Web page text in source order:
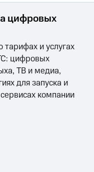
цифровых
тарифах и услугах
цифровых
ТВ и медиа,
для запуска и
компании